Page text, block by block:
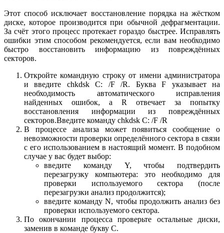
Этот способ исключает восстановление порядка на жёстком
диске, которое производится при обычной дефрагментации.
За счёт этого процесс протекает гораздо быстрее. Исправлять
ошибки этим способом рекомендуется, если вам необходимо
быстро восстановить информацию из повреждённых
секторов.
Откройте командную строку от имени администратора
и введите chkdsk C: /F /R. Буква F указывает на
необходимость автоматического исправления
найденных ошибок, а R отвечает за попытку
восстановления информации из повреждённых
секторов.Введите команду chkdsk C: /F /R
В процессе анализа может появиться сообщение о
невозможности проверки определённого сектора в связи
с его использованием в настоящий момент. В подобном
случае у вас будет выбор:
введите команду Y, чтобы подтвердить
перезагрузку компьютера: это необходимо для
проверки используемого сектора (после
перезагрузки анализ продолжится);
введите команду N, чтобы продолжить анализ без
проверки используемого сектора.
По окончании процесса проверьте остальные диски,
заменив в команде букву C.